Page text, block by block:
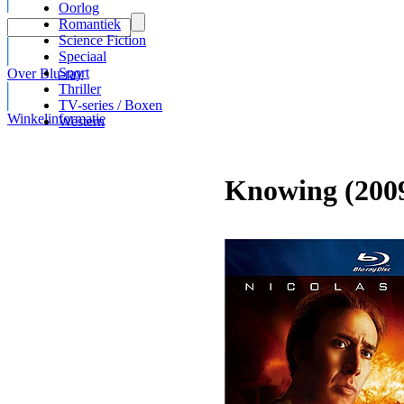
Over Blu-ray
Winkelinformatie
Oorlog
Romantiek
Science Fiction
Speciaal
Sport
Thriller
TV-series / Boxen
Western
Knowing